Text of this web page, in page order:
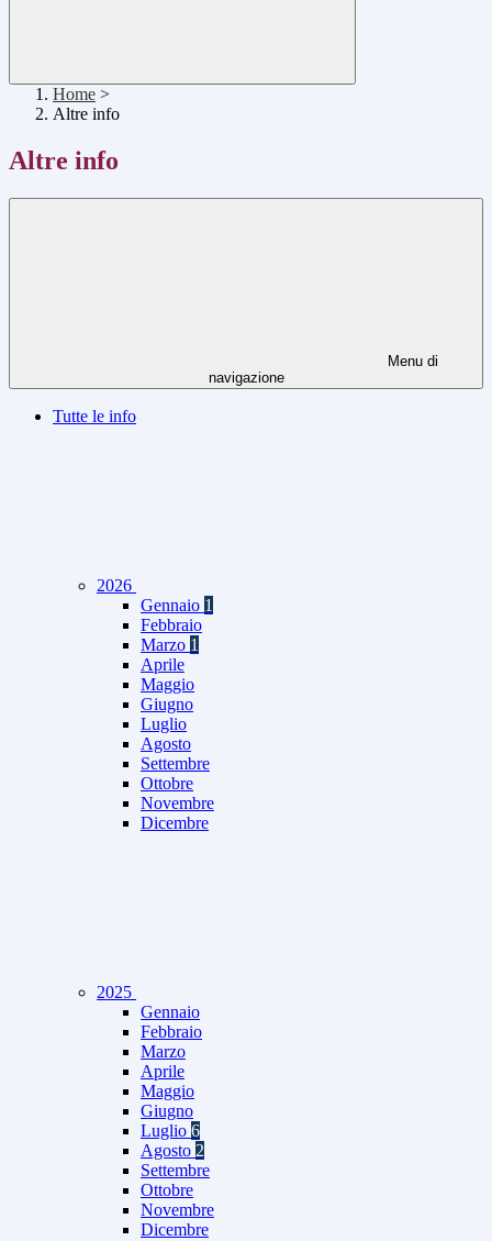
Home >
Altre info
Altre info
Menu di
navigazione
Tutte le info
2026
Gennaio 1
Febbraio
Marzo 1
Aprile
Maggio
Giugno
Luglio
Agosto
Settembre
Ottobre
Novembre
Dicembre
2025
Gennaio
Febbraio
Marzo
Aprile
Maggio
Giugno
Luglio 6
Agosto 2
Settembre
Ottobre
Novembre
Dicembre